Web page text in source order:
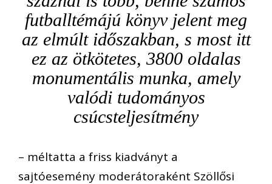
futballtémájú könyv jelent meg
az elmúlt időszakban, s most itt
ez az ötkötetes, 3800 oldalas
monumentális munka, amely
valódi tudományos
csúcsteljesítmény
– méltatta a friss kiadványt a
sajtóesemény moderátoraként Szöllősi